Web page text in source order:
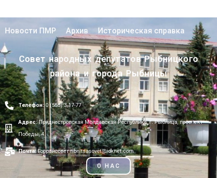
Новости ПМР Архив Историческая справка
Совет народных депутатов Рыбницкого
района и города Рыбницы
Телефон:0 (555) 3-17-77
Адрес:Приднестровская Молдавская Республика, г. Рыбница, проспект
Победы, 4.
Почта:Горрайсовет ribnitsasovet@idknet.com
О НАС